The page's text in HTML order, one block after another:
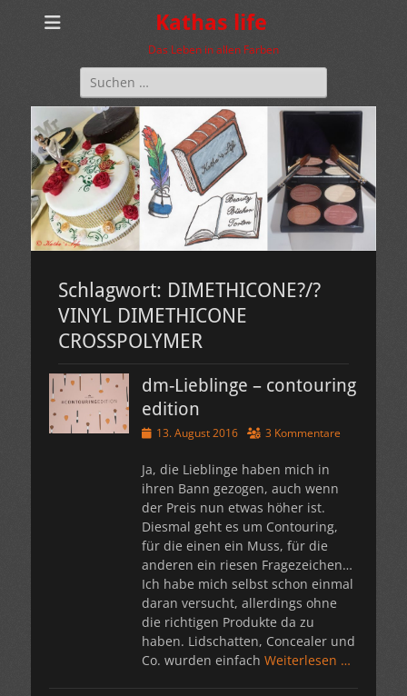
Kathas life
Das Leben in allen Farben
Suchen
nach:
Schlagwort: DIMETHICONE?/?
VINYL DIMETHICONE
CROSSPOLYMER
dm-Lieblinge – contouring
edition
Veröffentlicht
13. August 2016 3 Kommentare
Ja, die Lieblinge haben mich in
ihren Bann gezogen, auch wenn
der Preis nun etwas höher ist.
Diesmal geht es um Contouring,
für die einen ein Muss, für die
anderen ein riesen Fragezeichen…
Ich habe mich selbst schon einmal
daran versucht, allerdings ohne
die richtigen Produkte da zu
haben. Lidschatten, Concealer und
Co. wurden einfach Weiterlesen …